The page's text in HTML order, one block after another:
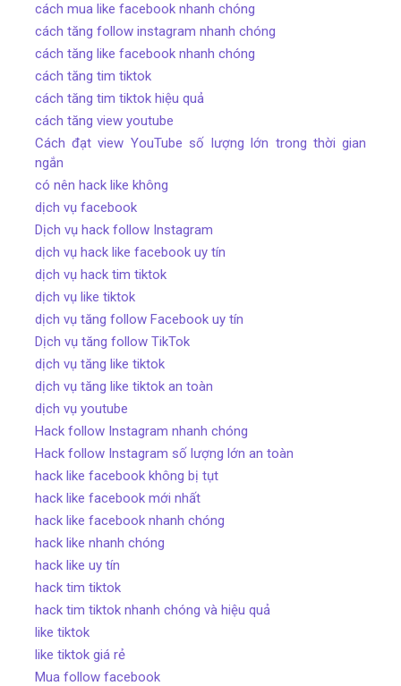
cách mua like facebook nhanh chóng
cách tăng follow instagram nhanh chóng
cách tăng like facebook nhanh chóng
cách tăng tim tiktok
cách tăng tim tiktok hiệu quả
cách tăng view youtube
Cách đạt view YouTube số lượng lớn trong thời gian
ngắn
có nên hack like không
dịch vụ facebook
Dịch vụ hack follow Instagram
dịch vụ hack like facebook uy tín
dịch vụ hack tim tiktok
dịch vụ like tiktok
dịch vụ tăng follow Facebook uy tín
Dịch vụ tăng follow TikTok
dịch vụ tăng like tiktok
dịch vụ tăng like tiktok an toàn
dịch vụ youtube
Hack follow Instagram nhanh chóng
Hack follow Instagram số lượng lớn an toàn
hack like facebook không bị tụt
hack like facebook mới nhất
hack like facebook nhanh chóng
hack like nhanh chóng
hack like uy tín
hack tim tiktok
hack tim tiktok nhanh chóng và hiệu quả
like tiktok
like tiktok giá rẻ
Mua follow facebook